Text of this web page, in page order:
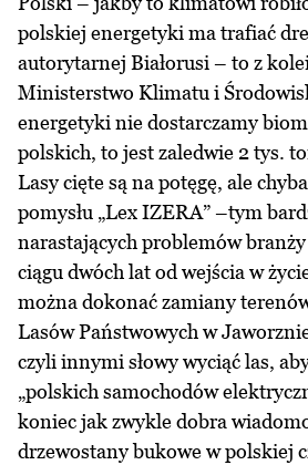
polskiej energetyki ma trafiać
autorytarnej Białorusi – to z
Ministerstwo Klimatu i
energetyki nie dostarczamy
polskich, to jest zaledwie 2 tys.
Lasy cięte są na potęgę, ale
pomysłu „Lex IZERA” –tym
narastających problemów
ciągu dwóch lat od wejścia w
można dokonać zamiany
Lasów Państwowych w
czyli innymi słowy wyciąć las,
„polskich samochodów
koniec jak zwykle dobra
drzewostany bukowe w polskiej